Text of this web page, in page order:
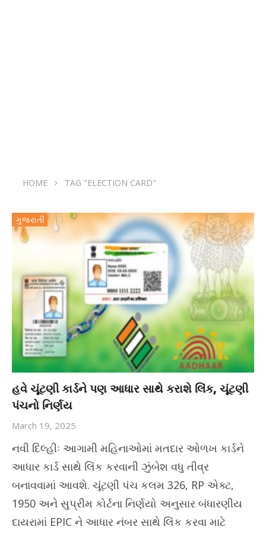
HOME TAG "ELECTION CARD"
ગુજરાતી
હવે ચૂંટણી કાર્ડને પણ આધાર સાથે કરાશે લિંક, ચૂંટણી
પંચનો નિર્ણય
March 19, 2025
નવી દિલ્હીઃ આગામી મહિનાઓમાં મતદાર ઓળખ કાર્ડને
આધાર કાર્ડ સાથે લિંક કરવાની ઝુંબેશ વધુ તીવ્ર
બનાવવામાં આવશે. ચૂંટણી પંચ કલમ 326, RP એક્ટ,
1950 અને સુપ્રીમ કોર્ટના નિર્ણયો અનુસાર બંધારણીય
દાયરામાં EPIC ને આધાર નંબર સાથે લિંક કરવા માટે